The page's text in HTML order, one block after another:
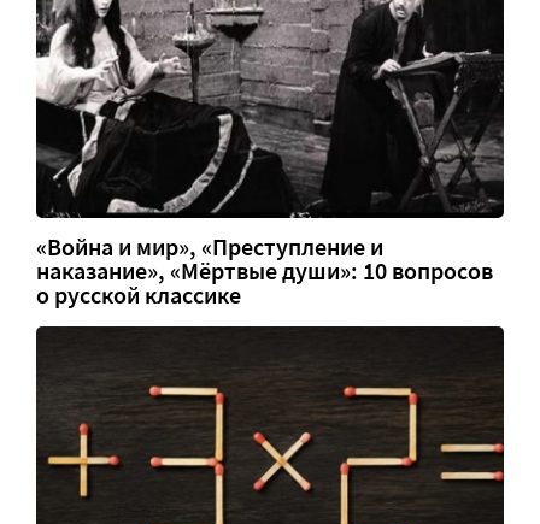
«Война и мир», «Преступление и
наказание», «Мёртвые души»: 10 вопросов
о русской классике